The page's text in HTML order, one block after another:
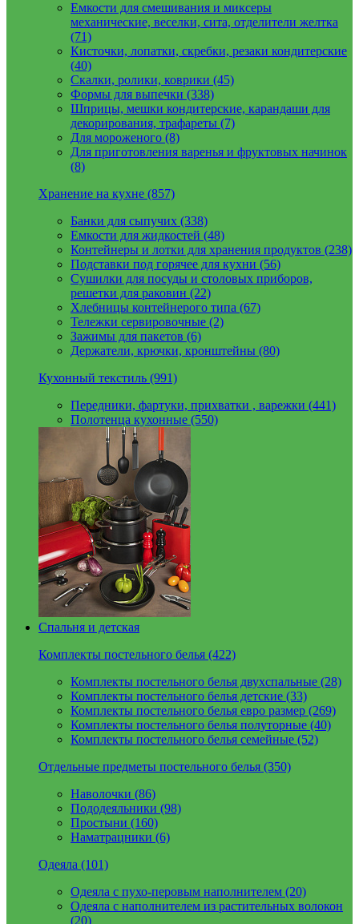
Емкости для смешивания и миксеры
механические, веселки, сита, отделители желтка
(71)
Кисточки, лопатки, скребки, резаки кондитерские
(40)
Скалки, ролики, коврики (45)
Формы для выпечки (338)
Шприцы, мешки кондитерские, карандаши для
декорирования, трафареты (7)
Для мороженого (8)
Для приготовления варенья и фруктовых начинок
(8)
Хранение на кухне (857)
Банки для сыпучих (338)
Емкости для жидкостей (48)
Контейнеры и лотки для хранения продуктов (238)
Подставки под горячее для кухни (56)
Сушилки для посуды и столовых приборов,
решетки для раковин (22)
Хлебницы контейнерого типа (67)
Тележки сервировочные (2)
Зажимы для пакетов (6)
Держатели, крючки, кронштейны (80)
Кухонный текстиль (991)
Передники, фартуки, прихватки , варежки (441)
Полотенца кухонные (550)
Спальня и детская
Комплекты постельного белья (422)
Комплекты постельного белья двухспальные (28)
Комплекты постельного белья детские (33)
Комплекты постельного белья евро размер (269)
Комплекты постельного белья полуторные (40)
Комплекты постельного белья семейные (52)
Отдельные предметы постельного белья (350)
Наволочки (86)
Пододеяльники (98)
Простыни (160)
Наматрацники (6)
Одеяла (101)
Одеяла с пухо-перовым наполнителем (20)
Одеяла с наполнителем из растительных волокон
(20)